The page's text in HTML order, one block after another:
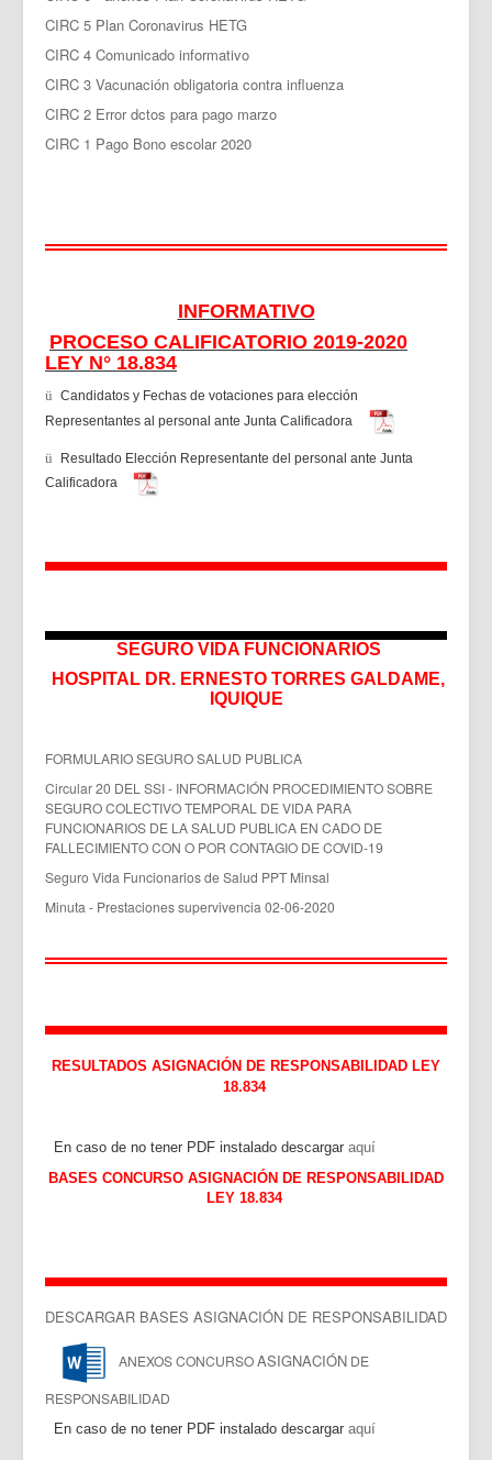
CIRC 5 Plan Coronavirus HETG
CIRC 4 Comunicado informativo
CIRC 3 Vacunación obligatoria contra influenza
CIRC 2 Error dctos para pago marzo
CIRC 1 Pago Bono escolar 2020
INFORMATIVO
PROCESO CALIFICATORIO 2019-2020
LEY N° 18.834
ü Candidatos y Fechas de votaciones para elección
Representantes al personal ante Junta Calificadora
ü
Resultado Elección Representante del personal ante Junta
Calificadora
SEGURO VIDA FUNCIONARIOS
HOSPITAL DR. ERNESTO TORRES GALDAME,
IQUIQUE
FORMULARIO SEGURO SALUD PUBLICA
Circular 20 DEL SSI - INFORMACIÓN PROCEDIMIENTO SOBRE
SEGURO COLECTIVO TEMPORAL DE VIDA PARA
FUNCIONARIOS DE LA SALUD PUBLICA EN CADO DE
FALLECIMIENTO CON O POR CONTAGIO DE COVID-19
Seguro Vida Funcionarios de Salud PPT Minsal
Minuta - Prestaciones supervivencia 02-06-2020
RESULTADOS ASIGNACIÓN DE RESPONSABILIDAD LEY
18.834
En caso de no tener PDF instalado descargar aquí
BASES CONCURSO ASIGNACIÓN DE RESPONSABILIDAD
LEY 18.834
DESCARGAR BASES ASIGNACIÓN DE RESPONSABILIDAD
ANEXOS CONCURSOASIGNACIÓN DE
RESPONSABILIDAD
En caso de no tener PDF instalado descargar aquí